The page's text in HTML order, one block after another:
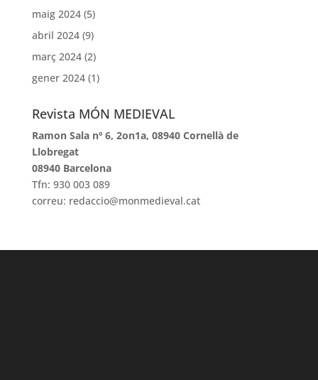
maig 2024(5)
abril 2024(9)
març 2024(2)
gener 2024(1)
Revista MÓN MEDIEVAL
Ramon Sala nº 6, 2on1a, 08940 Cornellà de
Llobregat
08940 Barcelona
Tfn: 930 003 089
correu: redaccio@monmedieval.cat